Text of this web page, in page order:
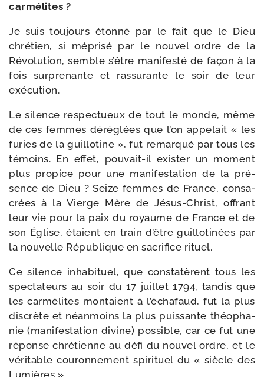
carmélites ?
Je suis tou­jours éton­né par le fait que le Dieu
chré­tien, si mépri­sé par le nou­vel ordre de la
Révolution, semble s’être mani­fes­té de façon à la
fois sur­prenante et ras­su­rante le soir de leur
exécution.
Le silence res­pec­tueux de tout le mon­de, même
de ces femmes déré­glées que l’on appe­lait « les
furies de la guillo­tine », fut remar­qué par tous les
témoins. En effet, pouvait-​il exis­ter un moment
plus pro­pice pour une mani­fes­ta­tion de la pré­
sence de Dieu ? Seize femmes de France, consa­
crées à la Vierge Mère de Jésus-​Christ, offrant
leur vie pour la paix du royau­me de France et de
son Église, étaient en train d’être guillo­ti­nées par
la nou­velle République en sacri­fice rituel.
Ce silence inha­bi­tuel, que constatè­rent tous les
spec­ta­teurs au soir du 17 juillet 1794, tan­dis que
les carmé­lites mon­taient à l’é­cha­faud, fut la plus
dis­crète et néan­moins la plus puis­sante théo­pha­
nie (mani­fes­ta­tion divi­ne) pos­sible, car ce fut une
réponse chré­tienne au défi du nou­vel ordre, et le
véri­table cou­ron­ne­ment spi­ri­tuel du « siècle des
Lumières ».